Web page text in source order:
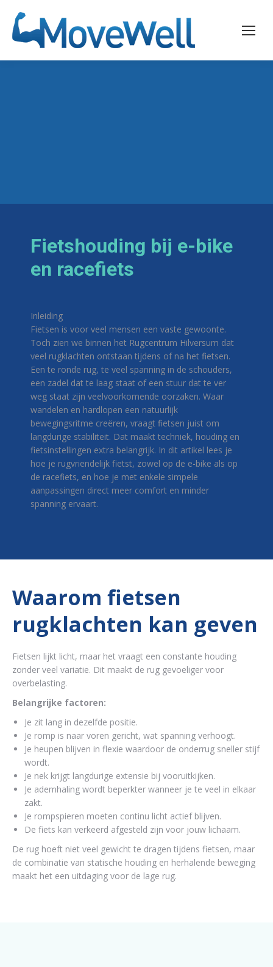
Fietshouding bij e-bike
en racefiets
Inleiding
Fietsen is voor veel mensen een vaste gewoonte.
Toch zien we binnen het Rugcentrum Hilversum dat
veel rugklachten ontstaan tijdens of na het fietsen.
Een te ronde rug, te veel spanning in de schouders,
een zadel dat te laag staat of een stuur dat te ver
weg staat zijn veelvoorkomende oorzaken. Waar
wandelen en hardlopen een natuurlijk
bewegingsritme creëren, vraagt fietsen juist om
langdurige stabiliteit. Dat maakt techniek, houding en
fietsinstellingen extra belangrijk. In dit artikel lees je
hoe je rugvriendelijk fietst, zowel op de e-bike als op
de racefiets, en hoe je met enkele simpele
aanpassingen direct meer comfort en minder
spanning ervaart.
Waarom fietsen
rugklachten kan geven
Fietsen lijkt licht, maar het vraagt een constante houding
zonder veel variatie. Dit maakt de rug gevoeliger voor
overbelasting.
Belangrijke factoren:
Je zit lang in dezelfde positie.
Je romp is naar voren gericht, wat spanning verhoogt.
Je heupen blijven in flexie waardoor de onderrug sneller stijf
wordt.
Je nek krijgt langdurige extensie bij vooruitkijken.
Je ademhaling wordt beperkter wanneer je te veel in elkaar
zakt.
Je rompspieren moeten continu licht actief blijven.
De fiets kan verkeerd afgesteld zijn voor jouw lichaam.
De rug hoeft niet veel gewicht te dragen tijdens fietsen, maar
de combinatie van statische houding en herhalende beweging
maakt het een uitdaging voor de lage rug.